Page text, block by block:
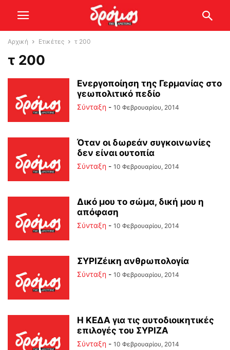
Αρχική Ετικέτες τ 200
τ 200
Ενεργοποίηση της Γερμανίας στο
γεωπολιτικό πεδίο
Σύνταξη - 10 Φεβρουαρίου, 2014
Όταν οι δωρεάν συγκοινωνίες
δεν είναι ουτοπία
Σύνταξη - 10 Φεβρουαρίου, 2014
Δικό μου το σώμα, δική μου η
απόφαση
Σύνταξη - 10 Φεβρουαρίου, 2014
ΣΥΡΙΖέικη ανθρωπολογία
Σύνταξη - 10 Φεβρουαρίου, 2014
Η ΚΕΔΑ για τις αυτοδιοικητικές
επιλογές του ΣΥΡΙΖΑ
Σύνταξη - 10 Φεβρουαρίου, 2014